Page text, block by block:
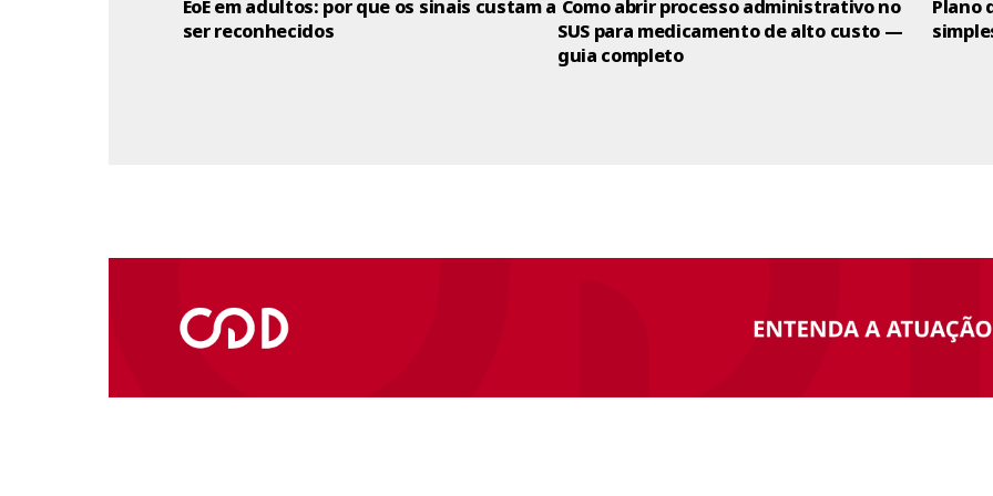
EoE em adultos: por que os sinais custam a
ser reconhecidos
Como abrir processo administrativo no
SUS para medicamento de alto custo —
guia completo
Plano